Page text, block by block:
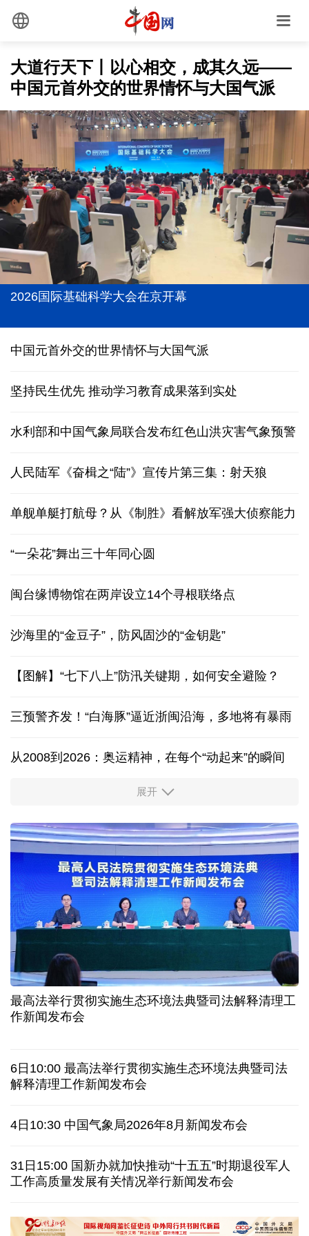
大道行天下丨以心相交，成其久远——
中国元首外交的世界情怀与大国气派
学习新语·铸魂强党｜学懂弄通做实党的创新理论
上半年我国经营主体结构持续优化
中国元首外交的世界情怀与大国气派
坚持民生优先 推动学习教育成果落到实处
水利部和中国气象局联合发布红色山洪灾害气象预警
人民陆军《奋楫之“陆”》宣传片第三集：射天狼
单舰单艇打航母？从《制胜》看解放军强大侦察能力
“一朵花”舞出三十年同心圆
闽台缘博物馆在两岸设立14个寻根联络点
沙海里的“金豆子”，防风固沙的“金钥匙”
【图解】“七下八上”防汛关键期，如何安全避险？
从2008到2026：奥运精神，在每个“动起来”的瞬间
活力中国调研行丨安徽的定力与活力
夏日经济乘“热”而上 消费市场向“新”而行
长江十年行 | 重庆“以竹代塑”铺就绿色发展新路
暑期档电影票房持续走高 “电影+”业态激发消费活力
片区
蓝厅观察丨被中方反制的7家美国实体有何来头？
视频丨日本民众集会 反对高市政府扩军谋“核”
展开
最高法举行贯彻实施生态环境法典暨司法解释清理工
6日10:00 最高法举行贯彻实施生态环境法典暨司法
解释清理工作新闻发布会
4日10:30 中国气象局2026年8月新闻发布会